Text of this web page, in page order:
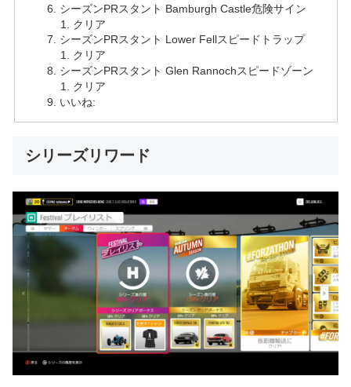
シーズンPRスタント Bamburgh Castle危険サイン
クリア
シーズンPRスタント Lower Fellスピードトラップ
クリア
シーズンPRスタント Glen Rannochスピードゾーン
クリア
いいね:
シリーズリワード